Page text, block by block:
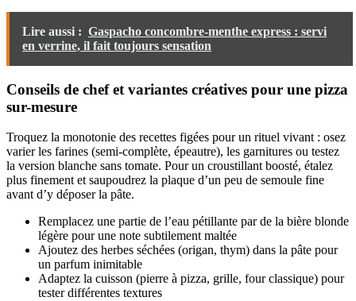
Lire aussi : Gaspacho concombre-menthe express : servi
en verrine, il fait toujours sensation
Conseils de chef et variantes créatives pour une pizza
sur-mesure
Troquez la monotonie des recettes figées pour un rituel vivant : osez
varier les farines (semi-complète, épeautre), les garnitures ou testez
la version blanche sans tomate. Pour un croustillant boosté, étalez
plus finement et saupoudrez la plaque d’un peu de semoule fine
avant d’y déposer la pâte.
Remplacez une partie de l’eau pétillante par de la bière blonde
légère pour une note subtilement maltée
Ajoutez des herbes séchées (origan, thym) dans la pâte pour
un parfum inimitable
Adaptez la cuisson (pierre à pizza, grille, four classique) pour
tester différentes textures